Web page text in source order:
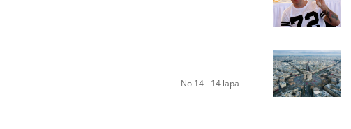
No 14 - 14 lapa